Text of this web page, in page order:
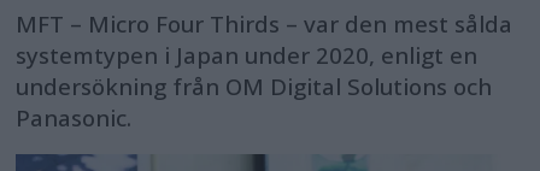
MFT – Micro Four Thirds – var den mest sålda
systemtypen i Japan under 2020, enligt en
undersökning från OM Digital Solutions och
Panasonic.